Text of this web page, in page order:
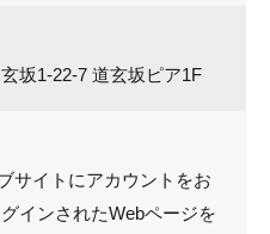
坂1-22-7 道玄坂ピア1F
サイトにアカウントをお
インされたWebページを